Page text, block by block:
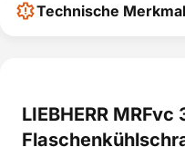
Technische
LIEBHERR MRFvc